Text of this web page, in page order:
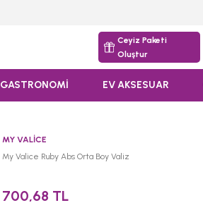
Ceyiz Paketi
Oluştur
GASTRONOMİ EV AKSESUAR
MY VALİCE
My Valice Ruby Abs Orta Boy Valiz
700,68 TL